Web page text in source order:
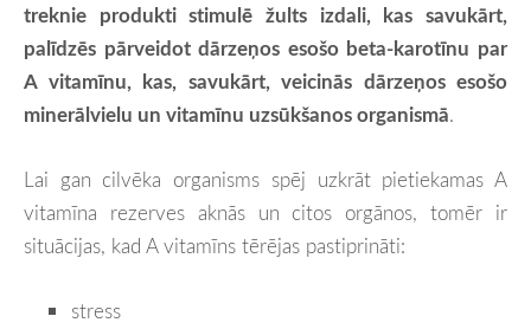
treknie produkti stimulē žults izdali, kas savukārt,
palīdzēs pārveidot dārzeņos esošo beta-karotīnu par
A vitamīnu, kas, savukārt, veicinās dārzeņos esošo
minerālvielu un vitamīnu uzsūkšanos organismā.
Lai gan cilvēka organisms spēj uzkrāt pietiekamas A
vitamīna rezerves aknās un citos orgānos, tomēr ir
situācijas, kad A vitamīns tērējas pastiprināti:
stress